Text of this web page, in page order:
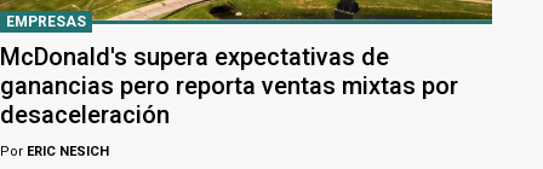
EMPRESAS
McDonald's supera expectativas de
ganancias pero reporta ventas mixtas por
desaceleración
Por ERIC NESICH